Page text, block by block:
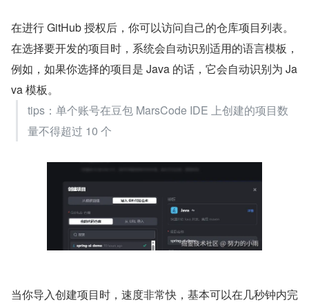
在进行 GitHub 授权后，你可以访问自己的仓库项目列表。
在选择要开发的项目时，系统会自动识别适用的语言模板，
例如，如果你选择的项目是 Java 的话，它会自动识别为 Ja
va 模板。
tips：单个账号在豆包 MarsCode IDE 上创建的项目数
量不得超过 10 个
当你导入创建项目时，速度非常快，基本可以在几秒钟内完